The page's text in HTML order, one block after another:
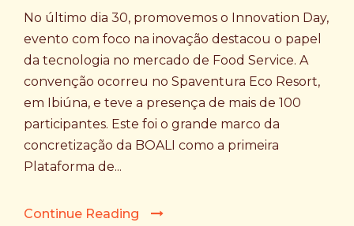
No último dia 30, promovemos o Innovation Day,
evento com foco na inovação destacou o papel
da tecnologia no mercado de Food Service. A
convenção ocorreu no Spaventura Eco Resort,
em Ibiúna, e teve a presença de mais de 100
participantes. Este foi o grande marco da
concretização da BOALI como a primeira
Plataforma de...
Continue Reading